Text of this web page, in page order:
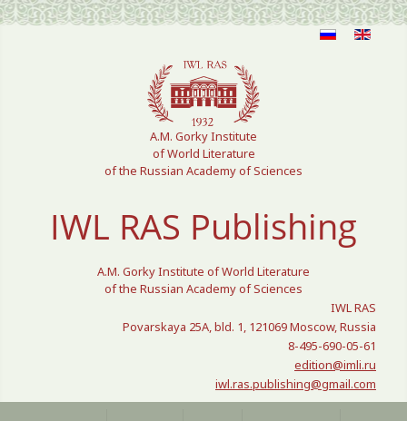
Select your language
A.M. Gorky Institute
of World Literature
of the Russian Academy of Sciences
IWL RAS Publishing
A.M. Gorky Institute of World Literature
of the Russian Academy of Sciences
IWL RAS
Povarskaya 25A, bld. 1, 121069 Moscow, Russia
8-495-690-05-61
edition@imli.ru
iwl.ras.publishing@gmail.com